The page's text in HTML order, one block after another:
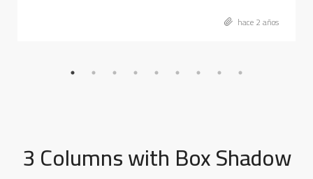
hace 2 años
3 Columns with Box Shadow